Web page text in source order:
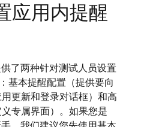
应用内提醒
了两种针对测试人员设置
基本提醒配置（提供要向
更新和登录对话框）和高
专属界面）。如果您是